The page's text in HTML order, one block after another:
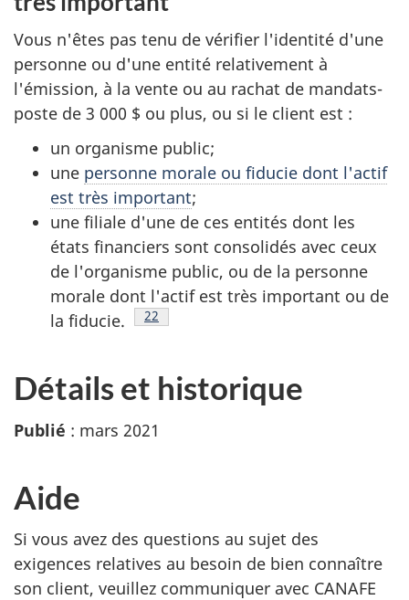
Vous n'êtes pas tenu de vérifier l'identité d'une
personne ou d'une entité relativement à
l'émission, à la vente ou au rachat de mandats-
poste de 3 000 $ ou plus, ou si le client est :
un organisme public;
une personne morale ou fiducie dont l'actif
est très important;
une filiale d'une de ces entités dont les
états financiers sont consolidés avec ceux
de l'organisme public, ou de la personne
morale dont l'actif est très important ou de
la fiducie.
Note de bas de page
22
Détails et historique
Publié : mars 2021
Aide
Si vous avez des questions au sujet des
exigences relatives au besoin de bien connaître
son client, veuillez communiquer avec CANAFE